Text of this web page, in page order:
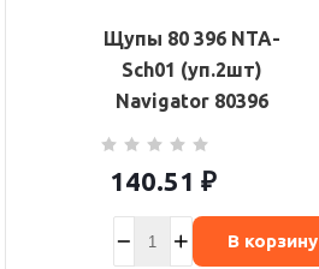
Щупы 80 396 NTA-
Sch01 (уп.2шт)
Navigator 80396
140.51 ₽
В корзину